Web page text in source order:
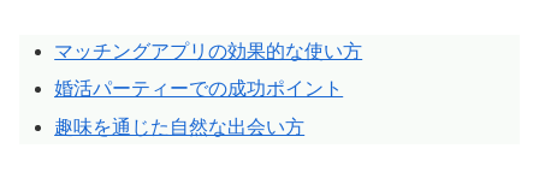
マッチングアプリの効果的な使い方
婚活パーティーでの成功ポイント
趣味を通じた自然な出会い方